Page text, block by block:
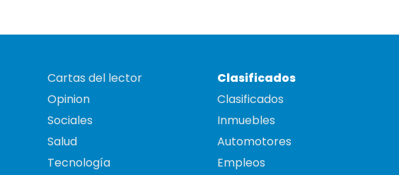
Cartas del lector
Opinion
Sociales
Salud
Tecnología
Clasificados
Clasificados
Inmuebles
Automotores
Empleos